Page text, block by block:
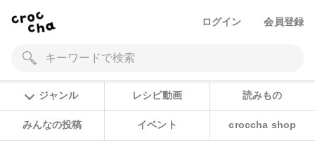
ログイン 会員登録
ジャンル レシピ動画 読みもの
みんなの投稿 イベント croccha shop